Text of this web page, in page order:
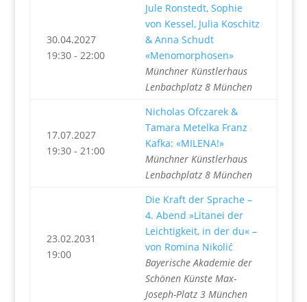
30.04.2027
19:30 - 22:00
Jule Ronstedt, Sophie
von Kessel, Julia Koschitz
& Anna Schudt
«Menomorphosen»
Münchner Künstlerhaus
Lenbachplatz 8 München
17.07.2027
19:30 - 21:00
Nicholas Ofczarek &
Tamara Metelka Franz
Kafka: «MILENA!»
Münchner Künstlerhaus
Lenbachplatz 8 München
23.02.2031
19:00
Die Kraft der Sprache –
4. Abend »Litanei der
Leichtigkeit, in der du« –
von Romina Nikolić
Bayerische Akademie der
Schönen Künste Max-
Joseph-Platz 3 München